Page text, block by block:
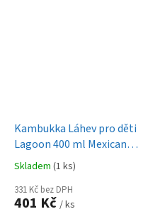
Kambukka Láhev pro děti
Lagoon 400 ml Mexican
Parade
Skladem (1 ks)
331 Kč bez DPH
401 Kč / ks